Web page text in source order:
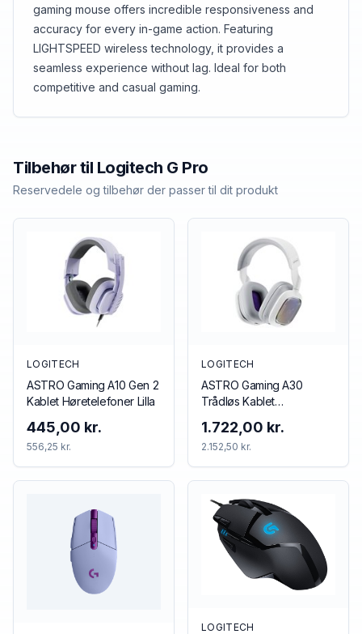
gaming mouse offers incredible responsiveness and
accuracy for every in-game action. Featuring
LIGHTSPEED wireless technology, it provides a
seamless experience without lag. Ideal for both
competitive and casual gaming.
Tilbehør til Logitech G Pro
Reservedele og tilbehør der passer til dit produkt
LOGITECH
ASTRO Gaming A10 Gen 2
Kablet Høretelefoner Lilla
445,00 kr.
556,25 kr.
LOGITECH
ASTRO Gaming A30
Trådløs Kablet
1.722,00 kr.
2.152,50 kr.
LOGITECH